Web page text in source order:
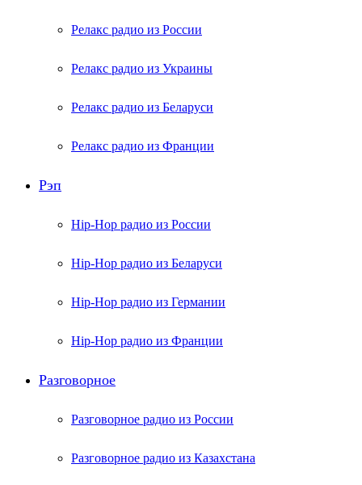
Релакс радио из России
Релакс радио из Украины
Релакс радио из Беларуси
Релакс радио из Франции
Рэп
Hip-Hop радио из России
Hip-Hop радио из Беларуси
Hip-Hop радио из Германии
Hip-Hop радио из Франции
Разговорное
Разговорное радио из России
Разговорное радио из Казахстана